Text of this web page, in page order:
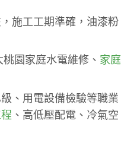
施工工期準確，油漆粉
園家庭水電維修、 家庭
、用電設備檢驗等職業
、高低壓配電、冷氣空